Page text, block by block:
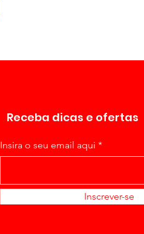
Receba dicas e ofertas
Insira o seu email aqui
Inscrever-se